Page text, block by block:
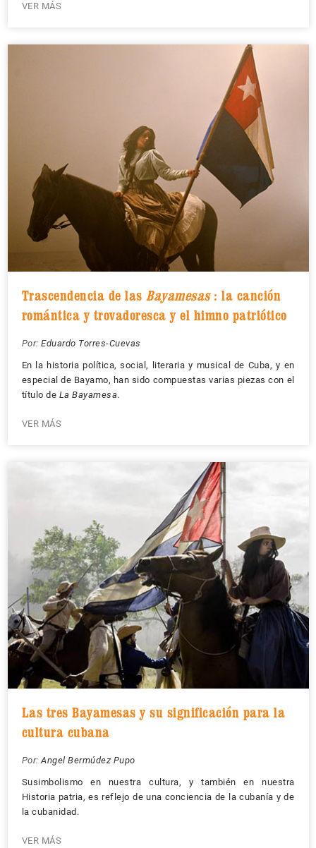
VER MÁS
Trascendencia de las Bayamesas : la canción
romántica y trovadoresca y el himno patriótico
Por: Eduardo Torres-Cuevas
En la historia política, social, literaria y musical de Cuba, y en
especial de Bayamo, han sido compuestas varias piezas con el
título de La Bayamesa.
VER MÁS
Las tres Bayamesas y su significación para la
cultura cubana
Por:Angel Bermúdez Pupo
Susimbolismo en nuestra cultura, y también en nuestra
Historia patria, es reflejo de una conciencia de la cubanía y de
la cubanidad.
VER MÁS